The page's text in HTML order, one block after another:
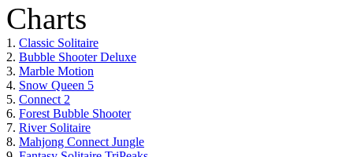
Charts
1. Classic Solitaire
2. Bubble Shooter Deluxe
3. Marble Motion
4. Snow Queen 5
5. Connect 2
6. Forest Bubble Shooter
7. River Solitaire
8. Mahjong Connect Jungle